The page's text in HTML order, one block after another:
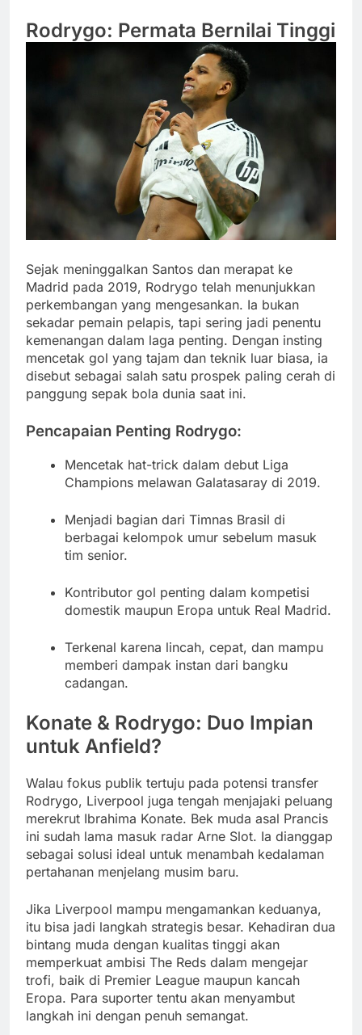
Rodrygo: Permata Bernilai Tinggi
Sejak meninggalkan Santos dan merapat ke
Madrid pada 2019, Rodrygo telah menunjukkan
perkembangan yang mengesankan. Ia bukan
sekadar pemain pelapis, tapi sering jadi penentu
kemenangan dalam laga penting. Dengan insting
mencetak gol yang tajam dan teknik luar biasa, ia
disebut sebagai salah satu prospek paling cerah di
panggung sepak bola dunia saat ini.
Pencapaian Penting Rodrygo:
Mencetak hat-trick dalam debut Liga
Champions melawan Galatasaray di 2019.
Menjadi bagian dari Timnas Brasil di
berbagai kelompok umur sebelum masuk
tim senior.
Kontributor gol penting dalam kompetisi
domestik maupun Eropa untuk Real Madrid.
Terkenal karena lincah, cepat, dan mampu
memberi dampak instan dari bangku
cadangan.
Konate & Rodrygo: Duo Impian
untuk Anfield?
Walau fokus publik tertuju pada potensi transfer
Rodrygo, Liverpool juga tengah menjajaki peluang
merekrut Ibrahima Konate. Bek muda asal Prancis
ini sudah lama masuk radar Arne Slot. Ia dianggap
sebagai solusi ideal untuk menambah kedalaman
pertahanan menjelang musim baru.
Jika Liverpool mampu mengamankan keduanya,
itu bisa jadi langkah strategis besar. Kehadiran dua
bintang muda dengan kualitas tinggi akan
memperkuat ambisi The Reds dalam mengejar
trofi, baik di Premier League maupun kancah
Eropa. Para suporter tentu akan menyambut
langkah ini dengan penuh semangat.